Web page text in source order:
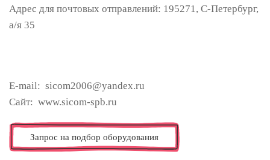
Адрес для почтовых отправлений: 195271, С-Петербург,
а/я 35
E-mail: sicom2006@yandex.ru
Сайт: www.sicom-spb.ru
Запрос на подбор оборудования